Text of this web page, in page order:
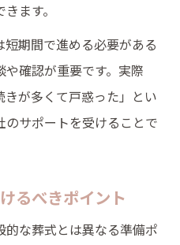
ます。
期間で進める必要がある
確認が重要です。実際
が多くて戸惑った」とい
のサポートを受けることで
るべきポイント
な葬式とは異なる準備ポ